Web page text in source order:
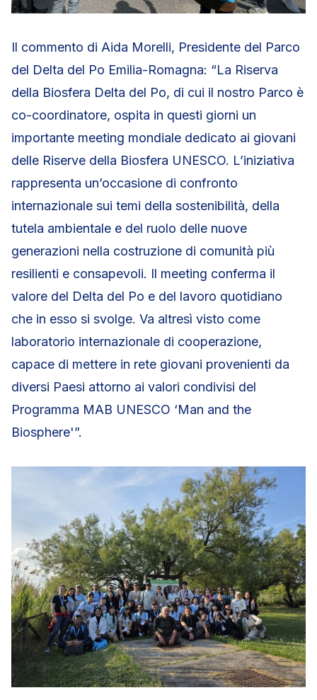
Il commento di Aida Morelli, Presidente del Parco
del Delta del Po Emilia-Romagna: “La Riserva
della Biosfera Delta del Po, di cui il nostro Parco è
co-coordinatore, ospita in questi giorni un
importante meeting mondiale dedicato ai giovani
delle Riserve della Biosfera UNESCO. L’iniziativa
rappresenta un’occasione di confronto
internazionale sui temi della sostenibilità, della
tutela ambientale e del ruolo delle nuove
generazioni nella costruzione di comunità più
resilienti e consapevoli. Il meeting conferma il
valore del Delta del Po e del lavoro quotidiano
che in esso si svolge. Va altresì visto come
laboratorio internazionale di cooperazione,
capace di mettere in rete giovani provenienti da
diversi Paesi attorno ai valori condivisi del
Programma MAB UNESCO ‘Man and the
Biosphere'”.